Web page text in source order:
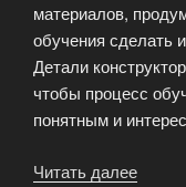
материалов,
обучения сделать
Детали
чтобы процесс
понятным и
Читать далее